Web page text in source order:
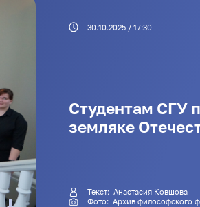
30.10.2025 / 17:30
Студентам СГУ
земляке
Текст: Анастасия Ковшова
Фото: Архив философского